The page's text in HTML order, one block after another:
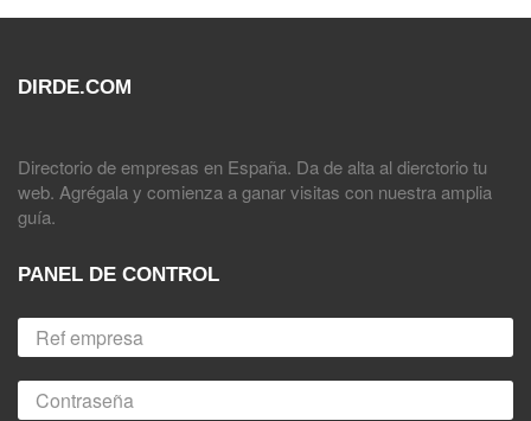
DIRDE.COM
Directorio de empresas en España. Da de alta al dierctorio tu
web. Agrégala y comienza a ganar visitas con nuestra amplia
guía.
PANEL DE CONTROL